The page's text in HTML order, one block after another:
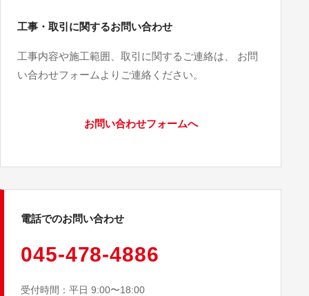
工事・取引に関するお問い合わせ
工事内容や施工範囲、取引に関するご連絡は、 お問
い合わせフォームよりご連絡ください。
お問い合わせフォームへ
電話でのお問い合わせ
045-478-4886
受付時間：平日 9:00〜18:00